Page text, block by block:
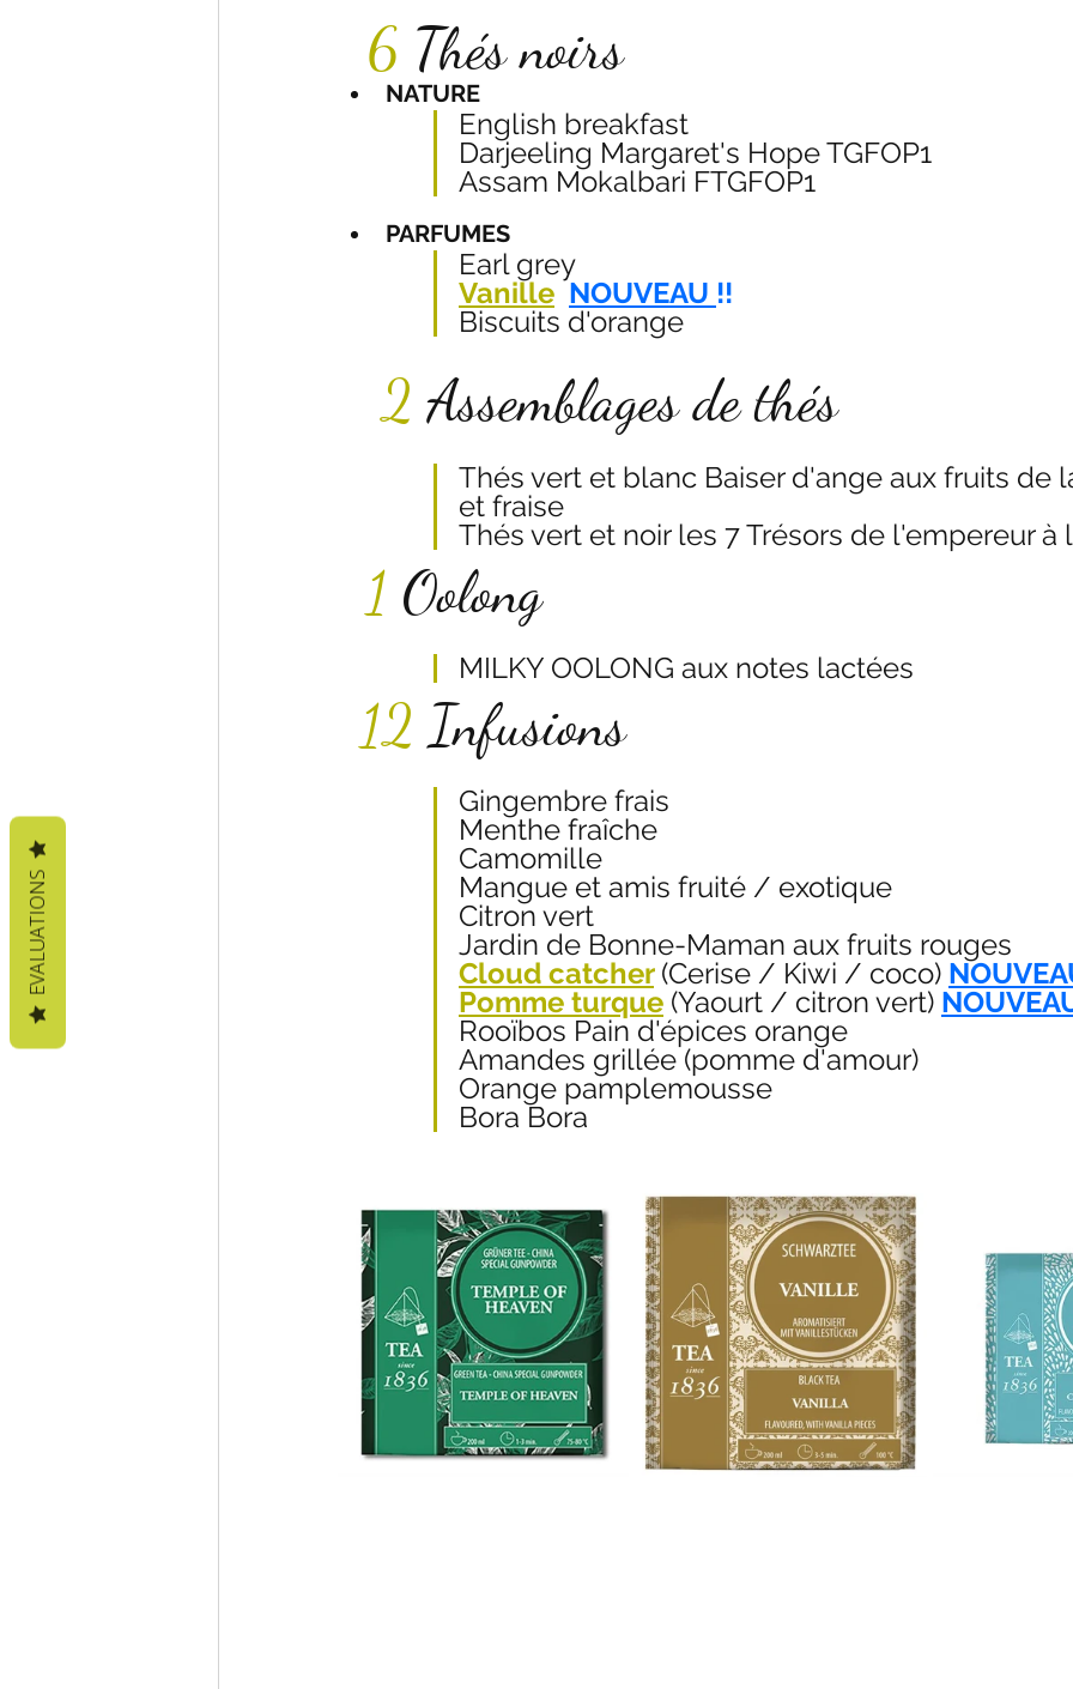
6 Thés noirs
NATURE
English breakfast
Darjeeling Margaret's Hope TGFOP1
Assam Mokalbari FTGFOP1
PARFUMES
Earl grey
Vanille NOUVEAU !!
Biscuits d'orange
2 Assemblages de thés
Thés vert et blanc Baiser d'ange aux fruits de
et fraise
Thés vert et noir les 7 Trésors de l'empereur à
1 Oolong
MILKY OOLONG aux notes lactées
12 Infusions
Gingembre frais
Menthe fraîche
Camomille
Mangue et amis fruité / exotique
Citron vert
Jardin de Bonne-Maman aux fruits rouges
Cloud catcher (Cerise / Kiwi / coco)
Pomme turque (Yaourt / citron vert)
Rooïbos Pain d'épices orange
Amandes grillée (pomme d'amour)
Orange pamplemousse
Bora Bora
EVALUATIONS